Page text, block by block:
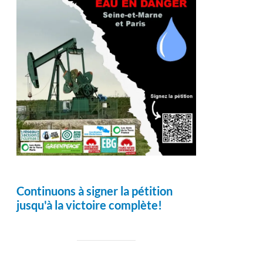
Continuons à signer la pétition
jusqu'à la victoire complète!